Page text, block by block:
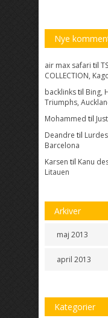
Nye
air max safari til
COLLECTION,
backlinkstil Bing,
Triumphs,
Mohammed til
Deandre til
Barcelona
Karsen til Kanu
Litauen
Arkiver
maj 2013
april 2013
Kategorier